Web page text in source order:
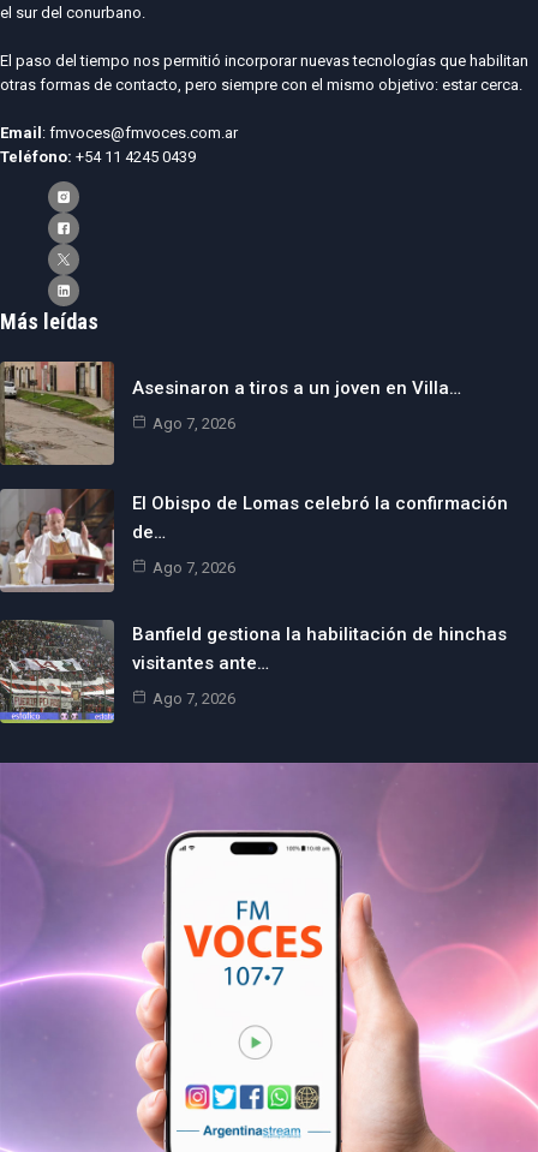
el sur del conurbano.
El paso del tiempo nos permitió incorporar nuevas tecnologías que habilitan
otras formas de contacto, pero siempre con el mismo objetivo: estar cerca.
Email : fmvoces@fmvoces.com.ar
Teléfono: +54 11 4245 0439
Más leídas
Asesinaron a tiros a un joven en Villa…
Ago 7, 2026
El Obispo de Lomas celebró la confirmación
de…
Ago 7, 2026
Banfield gestiona la habilitación de hinchas
visitantes ante…
Ago 7, 2026